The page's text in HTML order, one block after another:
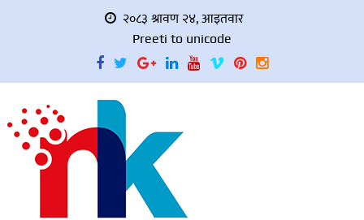
२०८३ श्रावण २४, आइतवार
Preeti to unicode